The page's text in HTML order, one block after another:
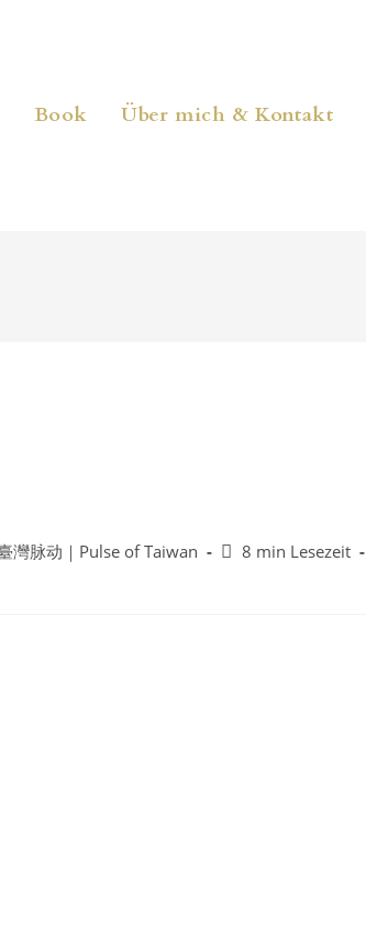
Book Über mich & Kontakt
灣脉动｜Pulse of Taiwan Lesedauer:
8 min Lesezeit